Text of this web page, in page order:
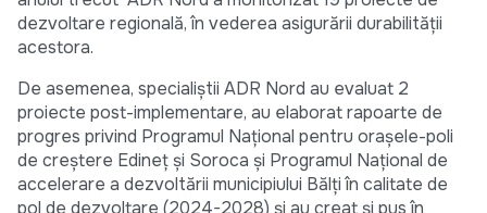
dezvoltare regională, în vederea asigurării durabilității
acestora.
De asemenea, specialiștii ADR Nord au evaluat 2
proiecte post-implementare, au elaborat rapoarte de
progres privind Programul Național pentru orașele-poli
de creștere Edineț și Soroca și Programul Național de
accelerare a dezvoltării municipiului Bălți în calitate de
pol de dezvoltare (2024-2028) și au creat și pus în